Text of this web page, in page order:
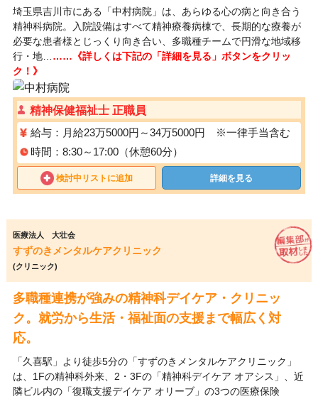
埼玉県吉川市にある「中村病院」は、あらゆる心の病と向き合う
精神科病院。入院設備はすべて精神療養病棟で、長期的な療養が
必要な患者様とじっくり向き合い、多職種チームで円滑な地域移
行・地… ……《詳しくは下記の「詳細を見る」ボタンをクリッ
ク！》
精神保健福祉士 正職員
給与：月給23万5000円～34万5000円 ※一律手当含む
時間：8:30～17:00（休憩60分）
検討中リストに追加 詳細を見る
医療法人 大壮会
すずのきメンタルケアクリニック
(クリニック)
多職種連携が強みの精神科デイケア・クリニッ
ク。就労から生活・福祉面の支援まで幅広く対
応。
「久喜駅」より徒歩5分の「すずのきメンタルケアクリニック」
は、1Fの精神科外来、2・3Fの「精神科デイケア オアシス」、近
隣ビル内の「復職支援デイケア オリーブ」の3つの医療保険